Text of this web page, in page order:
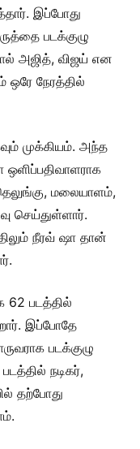
இப்போது
படக்குழு
அஜித், விஜய் என
ஒரே நேரத்தில்
முக்கியம். அந்த
மலையாளம்,
செய்துள்ளார்.
நீரவ் ஷா தான்
62 படத்தில்
இப்போதே
படக்குழு
நடிகர்,
தற்போது